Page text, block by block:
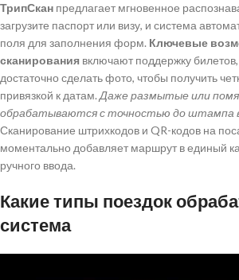
ТрипСкан предлагает мгновенное
загрузите паспорт или визу, и система
поля для заполнения форм. Ключевые
сканирования включают поддержку
достаточно сделать фото, чтобы получить
привязкой к датам. Даже размытые или
обрабатываются с точностью до штампа
Сканирование штрихкодов и QR-кодов на
моментально добавляет маршрут в единый
ручного ввода.
Какие типы поездок
система